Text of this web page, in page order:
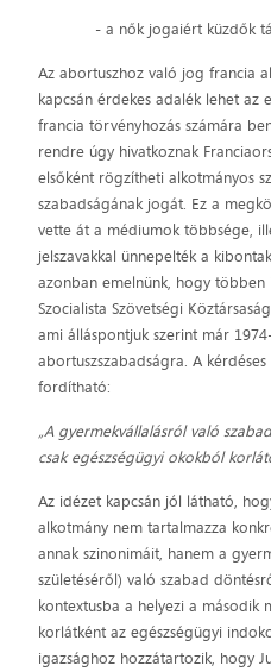
- a nők jogaiért küzdők
Az abortuszhoz való jog francia
kapcsán érdekes adalék lehet az
francia törvényhozás számára
rendre úgy hivatkoznak
elsőként rögzítheti alkotmányos
szabadságának jogát. Ez a
vette át a médiumok többsége,
jelszavakkal ünnepelték a
azonban emelnünk, hogy többen
Szocialista Szövetségi
ami álláspontjuk szerint már
abortuszszabadságra. A
fordítható:
„A gyermekvállalásról való
csak egészségügyi okokból
Az idézet kapcsán jól látható,
alkotmány nem tartalmazza
annak szinonimáit, hanem a
születéséről) való szabad
kontextusba a helyezi a második
korlátként az egészségügyi
igazsághoz hozzátartozik, hogy